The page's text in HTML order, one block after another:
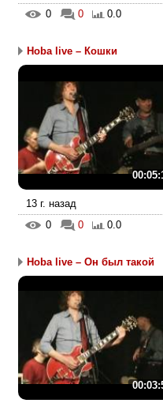
0
0 0.0
Hoba live – Кошки
13 г. назад
0
0 0.0
Hoba live – Он был такой